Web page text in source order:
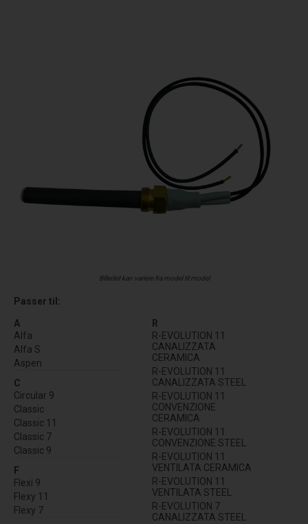
Billedet kan variere fra model til model
Passer til:
A
Alfa
Alfa S
Aspen
C
Circular 9
Classic
Classic 11
Classic 7
Classic 9
F
Flexi 9
Flexy 11
Flexy 7
R
R-EVOLUTION 11
CANALIZZATA
CERAMICA
R-EVOLUTION 11
CANALIZZATA STEEL
R-EVOLUTION 11
CONVENZIONE
CERAMICA
R-EVOLUTION 11
CONVENZIONE STEEL
R-EVOLUTION 11
VENTILATA CERAMICA
R-EVOLUTION 11
VENTILATA STEEL
R-EVOLUTION 7
CANALIZZATA STEEL